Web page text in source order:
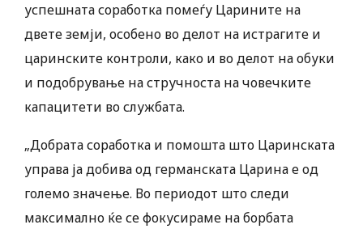
успешната соработка помеѓу Царините на
двете земји, особено во делот на истрагите и
царинските контроли, како и во делот на обуки
и подобрување на стручноста на човечките
капацитети во службата.
„Добрата соработка и помошта што Царинската
управа ја добива од германската Царина е од
големо значење. Во периодот што следи
максимално ќе се фокусираме на борбата